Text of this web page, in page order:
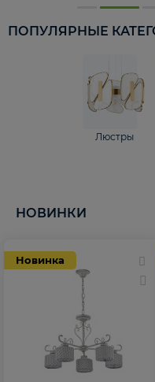
ПОПУЛЯРНЫЕ
Люстры
НОВИНКИ
Новинка